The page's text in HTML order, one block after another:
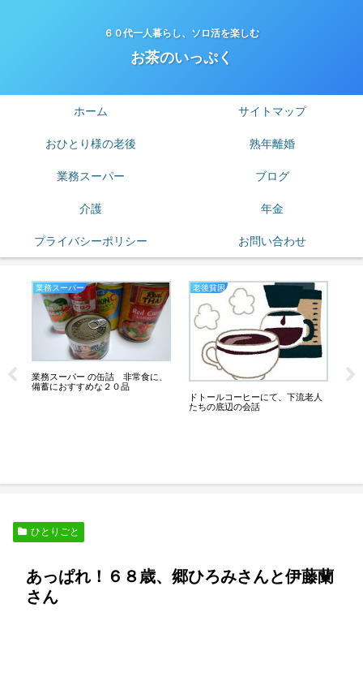
６０代一人暮らし、ソロ活を楽しむ
お茶のいっぷく
ホーム サイトマップ
おひとり様の老後 熟年離婚
業務スーパー ブログ
介護 年金
プライバシーポリシー お問い合わせ
業務スーパー
業務スーパー の缶詰 非常食に、
備蓄におすすめな２０品
老後貧困
ドトールコーヒーにて、下流老人
たちの底辺の会話
は
ひとりごと
あっぱれ！６８歳、郷ひろみさんと伊藤蘭
さん